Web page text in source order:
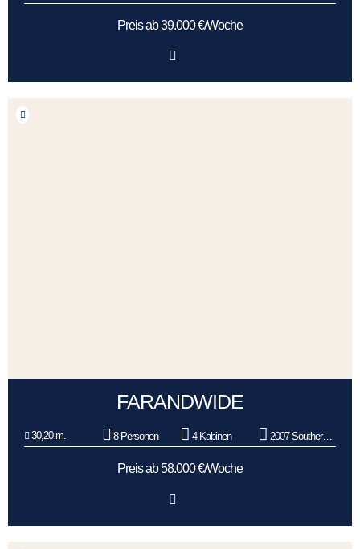
Preis ab 39.000 €/Woche
FARANDWIDE
30,20 m. 8 Personen 4 Kabinen 2007 Southern Wind Shipyard
Preis ab 58.000 €/Woche